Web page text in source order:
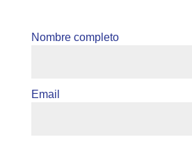
Nombre completo
Email